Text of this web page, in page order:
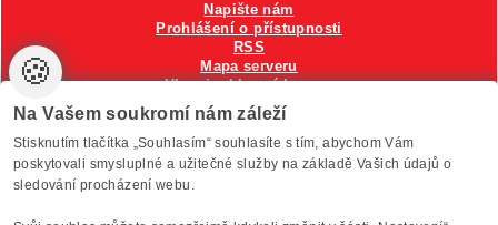
VytvořiloAnawe , provozuje Anawe a Špína
Napište nám
Prohlášení o přístupnosti
RSS
Mapa serveru
Hlavni reklamní banner
Nastavení cookies
🍪
Na Vašem soukromí nám záleží
Stisknutím tlačítka „Souhlasím“ souhlasíte s tím, abychom Vám
poskytovali smysluplné a užitečné služby na základě Vašich údajů o
sledování procházení webu.